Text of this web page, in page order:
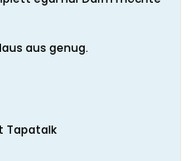
aus genug.
Tapatalk